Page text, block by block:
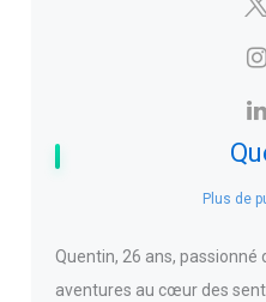
Plus de
Quentin, 26 ans, passionné
aventures au cœur des